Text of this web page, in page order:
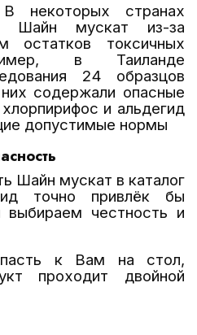
В некоторых странах
Шайн мускат из-за
остатков токсичных
в Таиланде
24 образцов
содержали опасные
и альдегид
допустимые нормы
Шайн мускат в каталог
точно привлёк бы
честность и
к Вам на стол,
проходит двойной